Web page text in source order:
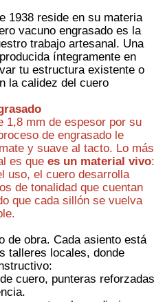
1938 reside en su materia
vacuno engrasado es la
trabajo artesanal. Una
íntegramente en
tu estructura existente o
la calidez del cuero
1,8 mm de espesor por su
de engrasado le
y suave al tacto. Lo más
es que es un material vivo:
uso, el cuero desarrolla
de tonalidad que cuentan
que cada sillón se vuelva
de obra. Cada asiento está
talleres locales, donde
cuero, punteras reforzadas